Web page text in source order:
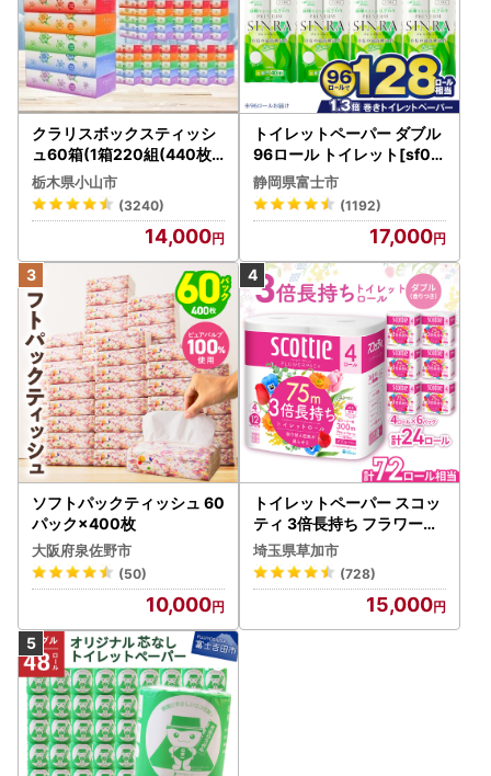
クラリスボックスティッシ
ュ60箱(1箱220組(440枚))
(5個入り×12セット)【配送
不可地域：離島・沖縄県】
【1256759】
栃木県小山市
(3240)
14,000
トイレットペーパー ダブル
96ロール トイレット[sf00
1-012]
静岡県富士市
(1192)
17,000
ソフトパックティッシュ 60
パック×400枚
大阪府泉佐野市
(50)
10,000
トイレットペーパー スコッ
ティ 3倍長持ち フラワーパ
ック 4ロール×6P
埼玉県草加市
(728)
15,000